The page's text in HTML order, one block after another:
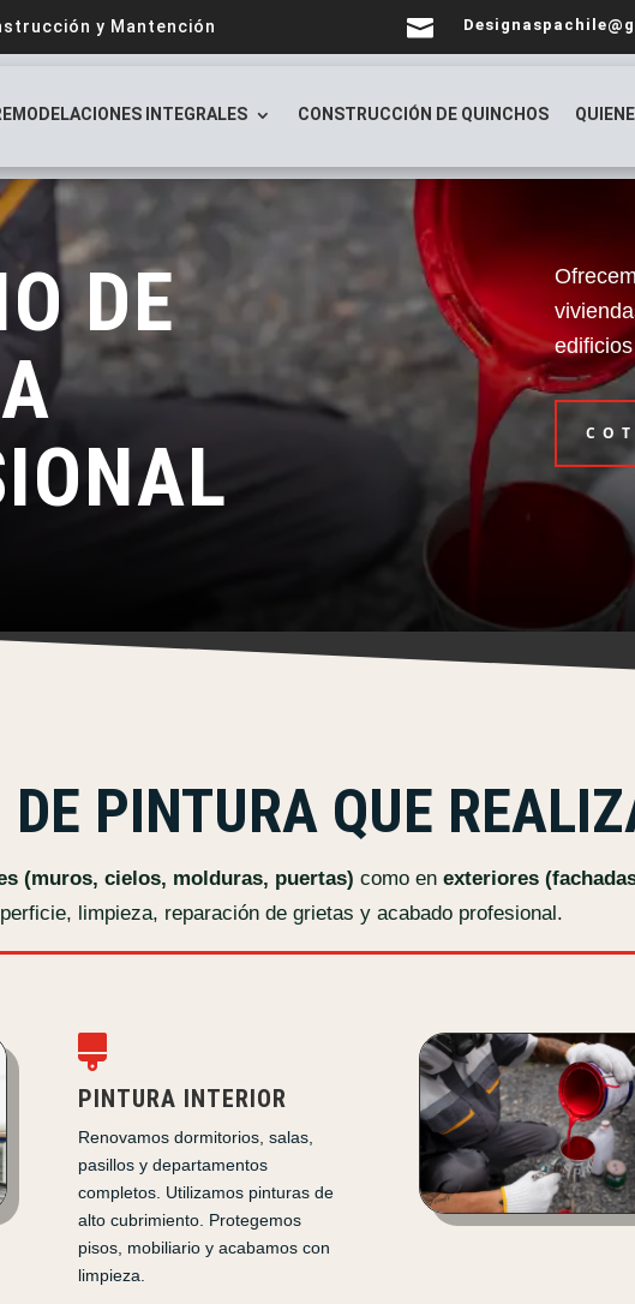
y Mantención 
INTEGRALES CONSTRUCCIÓN DE QUINCHOS
DE
DE PINTURA QUE
(muros, cielos, molduras, puertas) como enexteriores
limpieza, reparación de grietas y acabado profesional.

PINTURA INTERIOR
Renovamos dormitorios, salas,
pasillos y departamentos
completos. Utilizamos pinturas de
alto cubrimiento. Protegemos
pisos, mobiliario y acabamos con
limpieza.